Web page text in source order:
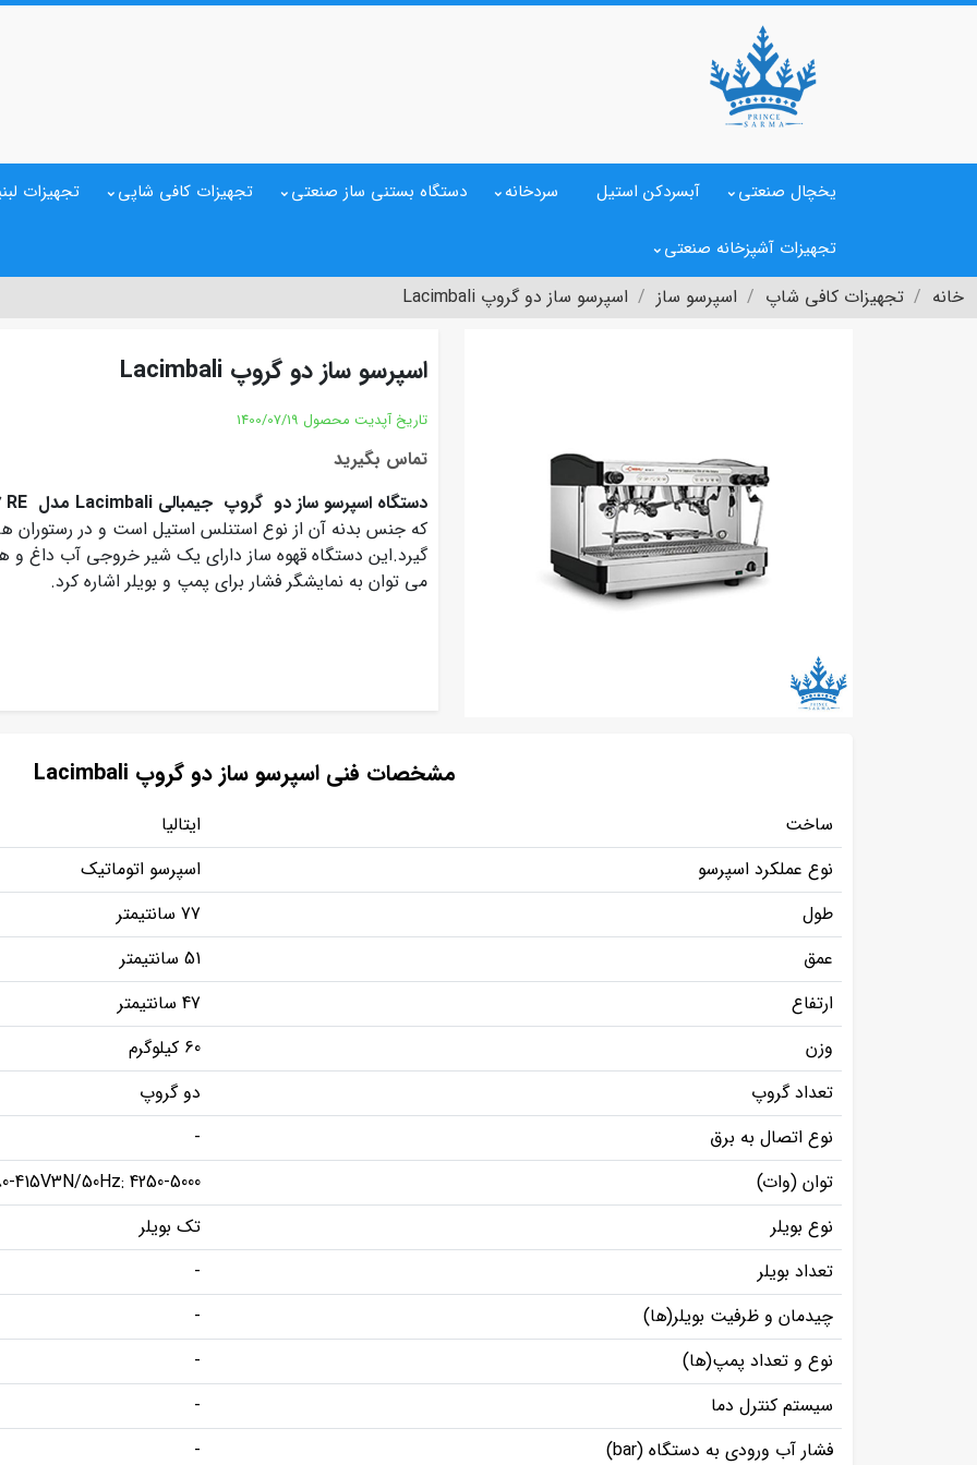
یخچال صنعتی آبسردکن استیل سردخانه دستگاه بستنی ساز صنعتی تجهیزات کافی شاپی تجهیزات
تجهیزات آشپزخانه صنعتی
خانه تجهیزات کافی شاپ اسپرسو ساز اسپرسو ساز دو گروپ Lacimbali
اسپرسو ساز دو گروپ Lacimbali
تاریخ آپدیت محصول 1400/07/19
تماس بگیرید
دستگاه اسپرسو ساز دو گروپ جیمبالی Lacimbali مدل M27 RE
که جنس بدنه آن از نوع استنلس استیل است و در رستوران
گیرد.این دستگاه قهوه ساز دارای یک شیر خروجی آب داغ
می توان به نمایشگر فشار برای پمپ و بویلر اشاره کرد.
مشخصات فنی اسپرسو ساز دو گروپ Lacimbali
ساخت
ایتالیا
نوع عملکرد اسپرسو
اسپرسو اتوماتیک
طول
77 سانتیمتر
عمق
51 سانتیمتر
ارتفاع
47 سانتیمتر
وزن
60 کیلوگرم
تعداد گروپ
دو گروپ
نوع اتصال به برق
-
توان (وات)
415V3N/50Hz: 4250-5000
نوع بویلر
تک بویلر
تعداد بویلر
-
چیدمان و ظرفیت بویلر(ها)
-
نوع و تعداد پمپ(ها)
-
سیستم کنترل دما
-
فشار آب ورودی به دستگاه (bar)
-